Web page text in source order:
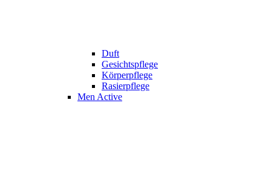
Duft
Gesichtspflege
Körperpflege
Rasierpflege
Men Active